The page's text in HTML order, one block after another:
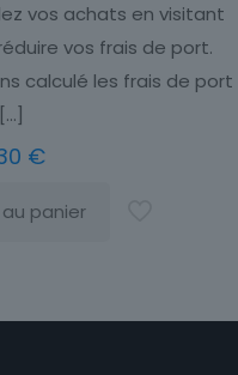
vos achats en visitant
vos frais de port.
calculé les frais de port
[…]
€
panier